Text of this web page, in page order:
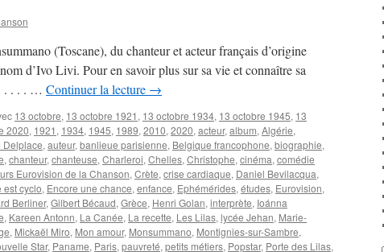
(Toscane), du chanteur et acteur français d’origine
d’Ivo Livi. Pour en savoir plus sur sa vie et connaître sa
. . . . … Continuer la lecture →
13 octobre, 13 octobre 1921 , 13 octobre 1934, 13 octobre 1945, 13
2020, 1921 , 1934, 1945, 1989, 2010, 2020, acteur, album, Algérie,
Delplace, auteur, banlieue parisienne, Belgique francophone, biographie,
, chanteur, chanteuse, Charleroi, Chelles, Christophe, cinéma, comédie
Eurovision de la Chanson, Crète, crise cardiaque, Daniel Bevilacqua,
est cyclo, Encore une chance, enfance, Ephémérides, études, Eurovision,
Berliner, Gilbert Bécaud, Grèce, Henri Golan, interprète, Ioánna
, Kareen Antonn, La Canée, La recette, Les Lilas, lycée Jehan, Marie-
, Mickaël Miro, Mon amour, Monsummano, Montignies-sur-Sambre,
Star, Paname, Paris, pauvreté, petits métiers, Popstar, Porte des Lilas,